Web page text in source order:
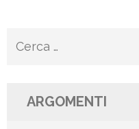
Ricerca
ARGOMENTI